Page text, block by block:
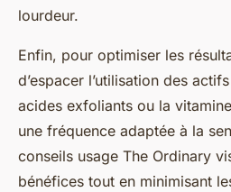
lourdeur.
Enfin, pour optimiser les
d’espacer l’utilisation des
acides exfoliants ou la
une fréquence adaptée à la
conseils usage The Ordinary
bénéfices tout en minimisant